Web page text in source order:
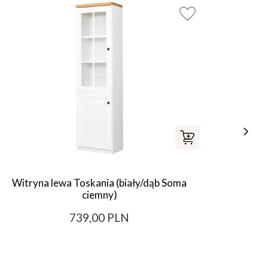
Witryna lewa Toskania (biały/dąb Soma
ciemny)
739,00 PLN